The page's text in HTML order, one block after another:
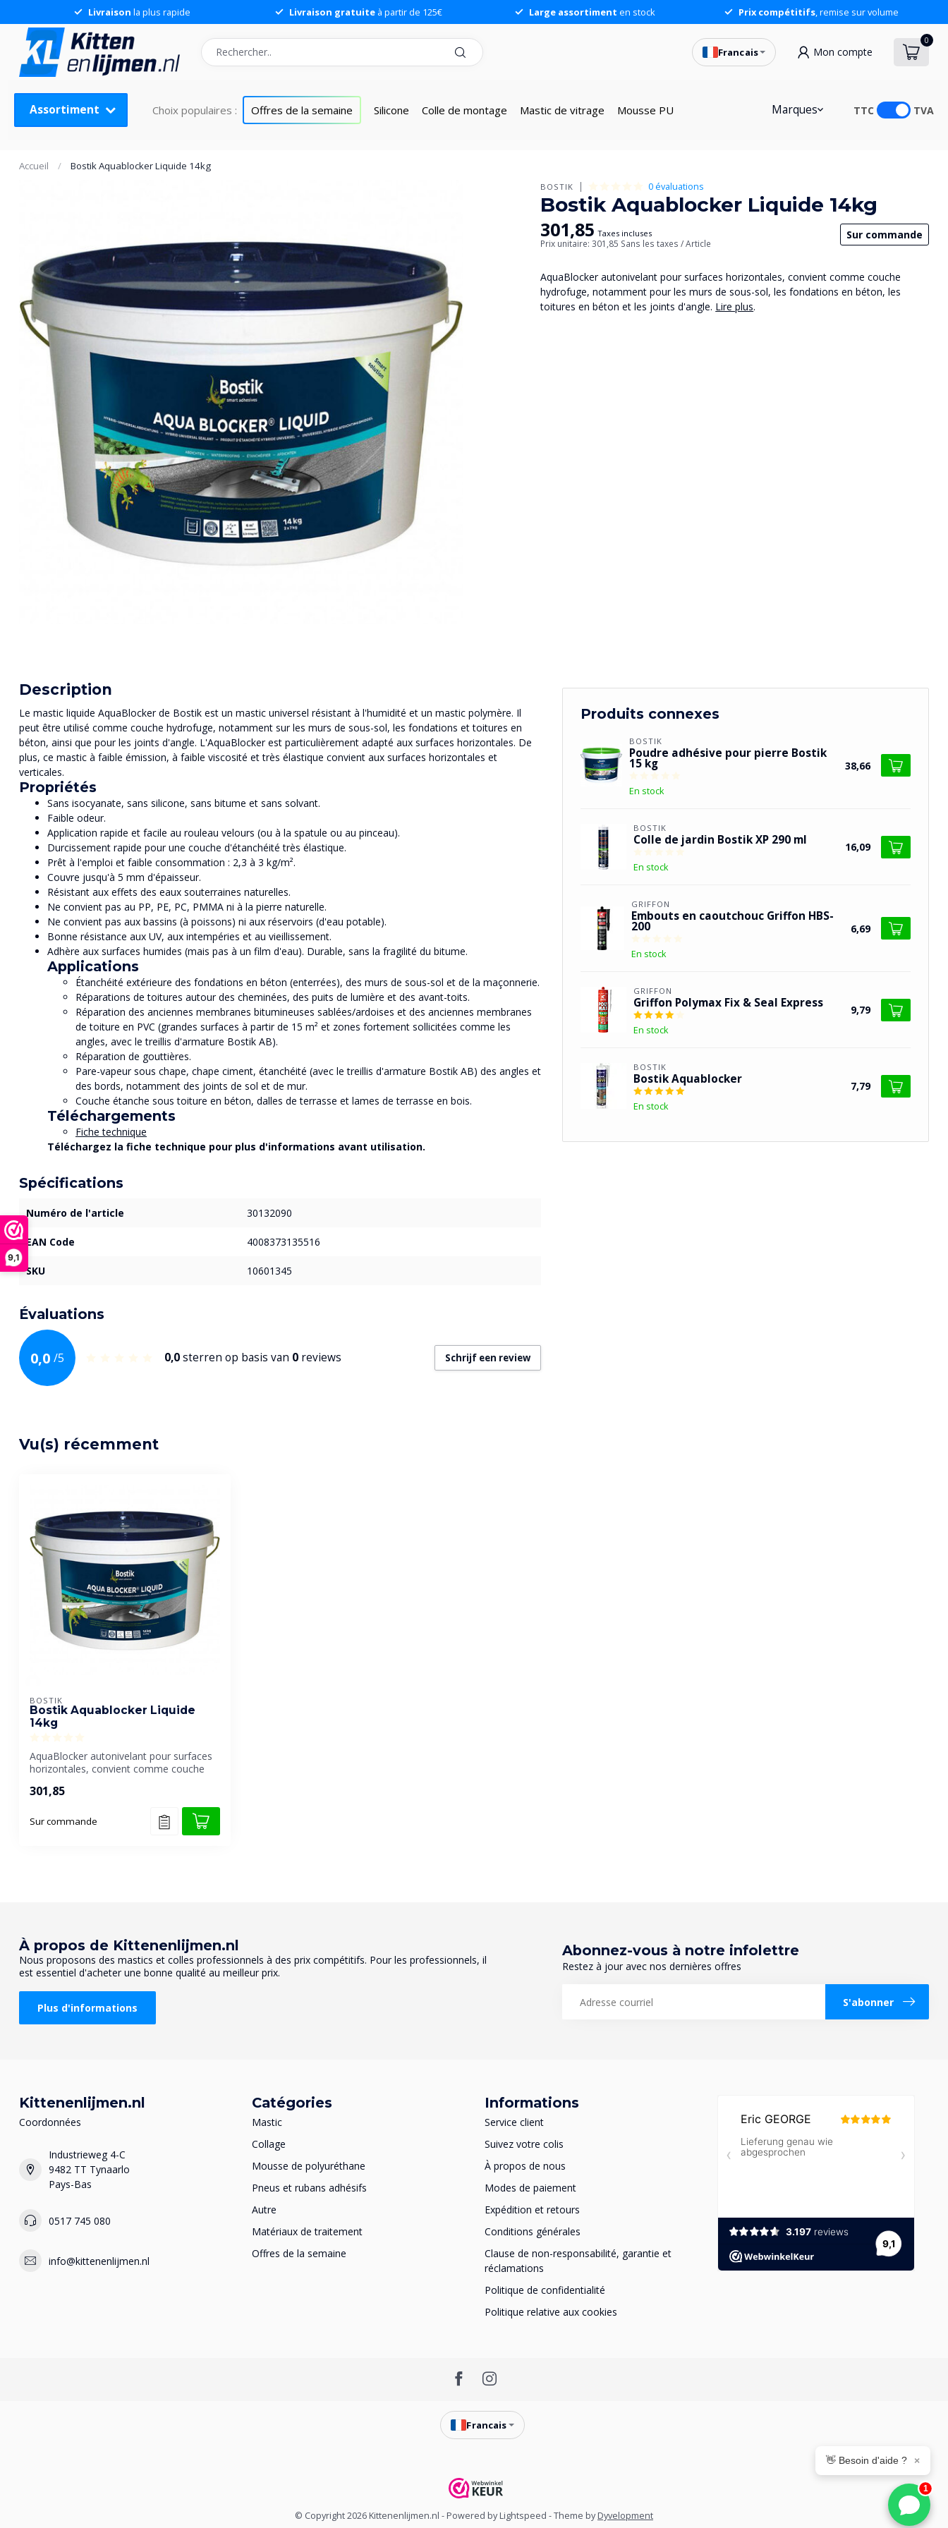
9,1
Livraison la plus rapide Livraison gratuite à partir de 125€ Large assortiment en stock Prix compétitifs, remise sur volume
Francais Mon compte
0
Assortiment Choix populaires : Offres de la semaine Silicone Colle de montage Mastic de vitrage Mousse PU Marques TTC TVA
Accueil / Bostik Aquablocker Liquide 14kg
Bostik Aquablocker Liquide 14kg 301,85 Ajouter au panier
BOSTIK 0 évaluations
Bostik Aquablocker Liquide 14kg
301,85 Taxes incluses
Prix unitaire: 301,85 Sans les taxes / Article
Sur commande
AquaBlocker autonivelant pour surfaces horizontales, convient comme couche
hydrofuge, notamment pour les murs de sous-sol, les fondations en béton, les
toitures en béton et les joints d'angle. Lire plus.
Description
Le mastic liquide AquaBlocker de Bostik est un mastic universel résistant à l'humidité et un mastic polymère. Il
peut être utilisé comme couche hydrofuge, notamment sur les murs de sous-sol, les fondations et toitures en
béton, ainsi que pour les joints d'angle. L'AquaBlocker est particulièrement adapté aux surfaces horizontales. De
plus, ce mastic à faible émission, à faible viscosité et très élastique convient aux surfaces horizontales et
verticales.
Propriétés
Sans isocyanate, sans silicone, sans bitume et sans solvant.
Faible odeur.
Application rapide et facile au rouleau velours (ou à la spatule ou au pinceau).
Durcissement rapide pour une couche d'étanchéité très élastique.
Prêt à l'emploi et faible consommation : 2,3 à 3 kg/m².
Couvre jusqu'à 5 mm d'épaisseur.
Résistant aux effets des eaux souterraines naturelles.
Ne convient pas au PP, PE, PC, PMMA ni à la pierre naturelle.
Ne convient pas aux bassins (à poissons) ni aux réservoirs (d'eau potable).
Bonne résistance aux UV, aux intempéries et au vieillissement.
Adhère aux surfaces humides (mais pas à un film d'eau). Durable, sans la fragilité du bitume.
Applications
Étanchéité extérieure des fondations en béton (enterrées), des murs de sous-sol et de la maçonnerie.
Réparations de toitures autour des cheminées, des puits de lumière et des avant-toits.
Réparation des anciennes membranes bitumineuses sablées/ardoises et des anciennes membranes
de toiture en PVC (grandes surfaces à partir de 15 m² et zones fortement sollicitées comme les
angles, avec le treillis d'armature Bostik AB).
Réparation de gouttières.
Pare-vapeur sous chape, chape ciment, étanchéité (avec le treillis d'armature Bostik AB) des angles et
des bords, notamment des joints de sol et de mur.
Couche étanche sous toiture en béton, dalles de terrasse et lames de terrasse en bois.
Téléchargements
Fiche technique
Téléchargez la fiche technique pour plus d'informations avant utilisation.
Spécifications
Numéro de l'article 30132090
EAN Code 4008373135516
SKU 10601345
Évaluations
0,0 /5 0,0sterren op basis van 0 reviews Schrijf een review
Produits connexes
BOSTIK
Poudre adhésive pour pierre Bostik
15 kg
En stock
38,66
BOSTIK
Colle de jardin Bostik XP 290 ml
En stock
16,09
GRIFFON
Embouts en caoutchouc Griffon HBS-
200
En stock
6,69
GRIFFON
Griffon Polymax Fix & Seal Express
En stock
9,79
BOSTIK
Bostik Aquablocker
En stock
7,79
Vu(s) récemment
BOSTIK
Bostik Aquablocker Liquide
14kg
AquaBlocker autonivelant pour surfaces
horizontales, convient comme couche
301,85
Sur commande
À propos de Kittenenlijmen.nl
Nous proposons des mastics et colles professionnels à des prix compétitifs. Pour les professionnels, il
est essentiel d'acheter une bonne qualité au meilleur prix.
Plus d'informations
Abonnez-vous à notre infolettre
Restez à jour avec nos dernières offres
S'abonner
Kittenenlijmen.nl
Coordonnées
Industrieweg 4-C
9482 TT Tynaarlo
Pays-Bas
0517 745 080
info@kittenenlijmen.nl
Catégories
Mastic
Collage
Mousse de polyuréthane
Pneus et rubans adhésifs
Autre
Matériaux de traitement
Offres de la semaine
Informations
Service client
Suivez votre colis
À propos de nous
Modes de paiement
Expédition et retours
Conditions générales
Clause de non-responsabilité, garantie et
réclamations
Politique de confidentialité
Politique relative aux cookies
Francais
© Copyright 2026 Kittenenlijmen.nl - Powered by Lightspeed - Theme by Dyvelopment
👋 Besoin d'aide ? ×
1